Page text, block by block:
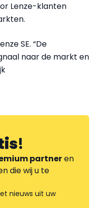
Lenze-klanten
SE. “De
naar de markt en
!
partneren
die wij u te
nieuws uit uw